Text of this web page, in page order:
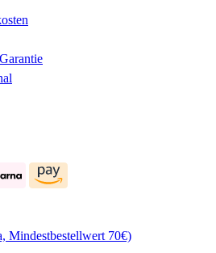
Mindestbestellwert 70€)